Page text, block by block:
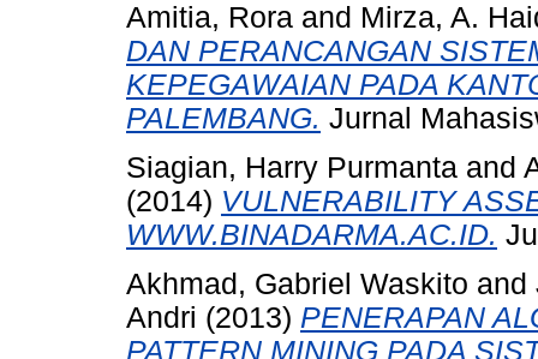
Amitia, Rora and Mirza, A.
DAN PERANCANGAN
KEPEGAWAIAN PADA
PALEMBANG. Jurnal
Siagian, Harry Purmanta and
(2014) VULNERABILITY
WWW.BINADARMA.AC.ID.
Akhmad, Gabriel Waskito and
Andri (2013) PENERAPAN
PATTERN MINING PADA